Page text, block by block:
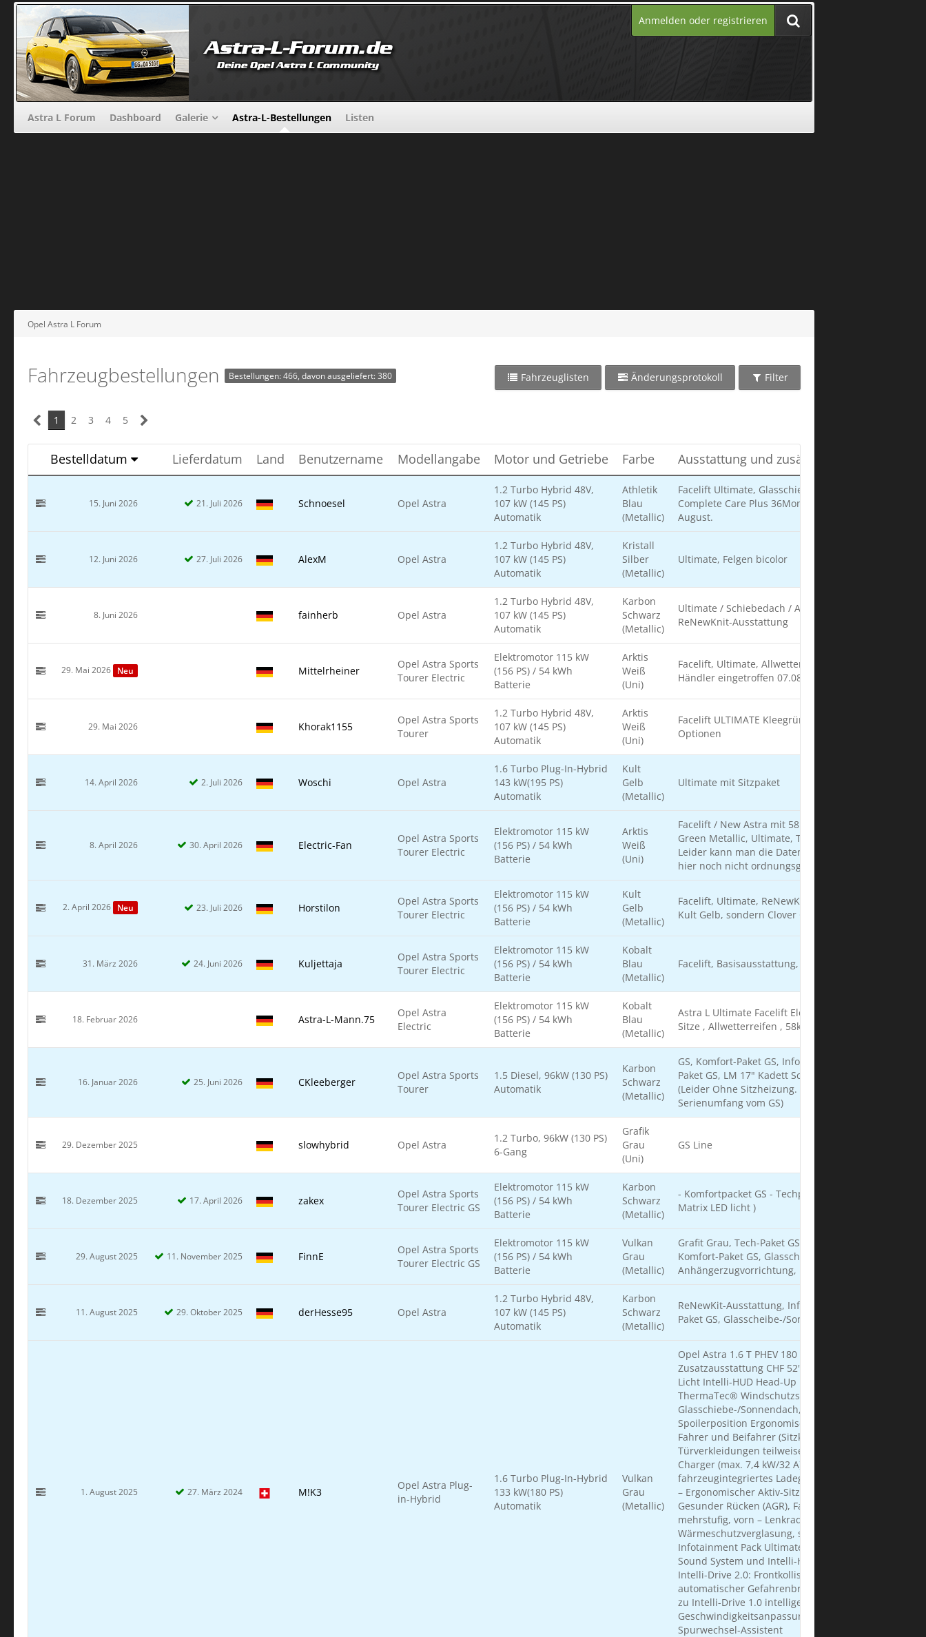
Anmelden oder registrieren
Astra L Forum Dashboard Galerie Astra-L-Bestellungen Listen
Opel Astra L Forum
Fahrzeugbestellungen Bestellungen: 466, davon ausgeliefert: 380 Fahrzeuglisten Änderungsprotokoll Filter
1 2 3 4 5
Bestelldatum Lieferdatum Land Benutzername Modellangabe Motor und Getriebe Farbe Ausstattung und zusätzliche Informationen
15. Juni 2026 21. Juli 2026 Schnoesel Opel Astra
1.2 Turbo Hybrid 48V,
107 kW (145 PS)
Automatik
Athletik
Blau
(Metallic)
Facelift Ultimate, Glasschiebe-/Sonnendach,
Complete Care Plus 36Monate, übergabe ist der 6
August.
12. Juni 2026 27. Juli 2026 AlexM Opel Astra
1.2 Turbo Hybrid 48V,
107 kW (145 PS)
Automatik
Kristall
Silber
(Metallic)
Ultimate, Felgen bicolor
8. Juni 2026 fainherb Opel Astra
1.2 Turbo Hybrid 48V,
107 kW (145 PS)
Automatik
Karbon
Schwarz
(Metallic)
Ultimate / Schiebedach / Anhängerkupplung /
ReNewKnit-Ausstattung
29. Mai 2026 Neu Mittelrheiner
Opel Astra Sports
Tourer Electric
Elektromotor 115 kW
(156 PS) / 54 kWh
Batterie
Arktis
Weiß
(Uni)
Facelift, Ultimate, Allwetter, 22.07. Fahrzeug ist beim
Händler eingetroffen 07.08. Abholung beim Händler
29. Mai 2026 Khorak1155
Opel Astra Sports
Tourer
1.2 Turbo Hybrid 48V,
107 kW (145 PS)
Automatik
Arktis
Weiß
(Uni)
Facelift ULTIMATE Kleegrün, alle auszuwählenden
Optionen
14. April 2026 2. Juli 2026 Woschi Opel Astra
1.6 Turbo Plug-In-Hybrid
143 kW(195 PS)
Automatik
Kult
Gelb
(Metallic)
Ultimate mit Sitzpaket
8. April 2026 30. April 2026 Electric-Fan
Opel Astra Sports
Tourer Electric
Elektromotor 115 kW
(156 PS) / 54 kWh
Batterie
Arktis
Weiß
(Uni)
Facelift / New Astra mit 58 kWh-Batterie, Klover
Green Metallic, Ultimate, Tageszulassung (2 km).
Leider kann man die Daten des aktuellen Modells
hier noch nicht ordnungsgemäß eingeben 😞😉
2. April 2026 Neu 23. Juli 2026 Horstilon
Opel Astra Sports
Tourer Electric
Elektromotor 115 kW
(156 PS) / 54 kWh
Batterie
Kult
Gelb
(Metallic)
Facelift, Ultimate, ReNewKnit-Sitze, Farbe ist nicht
Kult Gelb, sondern Clover Grün.
31. März 2026 24. Juni 2026 Kuljettaja
Opel Astra Sports
Tourer Electric
Elektromotor 115 kW
(156 PS) / 54 kWh
Batterie
Kobalt
Blau
(Metallic)
Facelift, Basisausstattung, blau, Dachreeling
18. Februar 2026 Astra-L-Mann.75
Opel Astra
Electric
Elektromotor 115 kW
(156 PS) / 54 kWh
Batterie
Kobalt
Blau
(Metallic)
Astra L Ultimate Facelift Electric , blau , ReNewKnit
Sitze , Allwetterreifen , 58kWh Akku
16. Januar 2026 25. Juni 2026 CKleeberger
Opel Astra Sports
Tourer
1.5 Diesel, 96kW (130 PS)
Automatik
Karbon
Schwarz
(Metallic)
GS, Komfort-Paket GS, Infotainment-Paket GS, Tech-
Paket GS, LM 17" Kadett Schwarz, Facelift bekommen
(Leider Ohne Sitzheizung. Diese ist nicht mehr im
Serienumfang vom GS)
29. Dezember 2025 slowhybrid Opel Astra
1.2 Turbo, 96kW (130 PS)
6-Gang
Grafik
Grau
(Uni)
GS Line
18. Dezember 2025 17. April 2026 zakex
Opel Astra Sports
Tourer Electric GS
Elektromotor 115 kW
(156 PS) / 54 kWh
Batterie
Karbon
Schwarz
(Metallic)
- Komfortpacket GS - Techpacket GS ( Damit auch das
Matrix LED licht )
29. August 2025 11. November 2025 FinnE
Opel Astra Sports
Tourer Electric GS
Elektromotor 115 kW
(156 PS) / 54 kWh
Batterie
Vulkan
Grau
(Metallic)
Grafit Grau, Tech-Paket GS, Infotainment-Paket GS,
Komfort-Paket GS, Glasschiebe-/Sonnendach,
Anhängerzugvorrichtung,
11. August 2025 29. Oktober 2025 derHesse95 Opel Astra
1.2 Turbo Hybrid 48V,
107 kW (145 PS)
Automatik
Karbon
Schwarz
(Metallic)
ReNewKit-Ausstattung, Infotainment-Paket GS, Tech-
Paket GS, Glasscheibe-/Sonnendach
1. August 2025 27. März 2024 M!K3
Opel Astra Plug-
in-Hybrid
1.6 Turbo Plug-In-Hybrid
133 kW(180 PS)
Automatik
Vulkan
Grau
(Metallic)
Opel Astra 1.6 T PHEV 180 Ultimate Neupreis inkl.
Zusatzausstattung CHF 52'060.– IntelliLux LED® Pixel
Licht Intelli-HUD Head-Up Display Beheizbare
ThermaTec® Windschutzscheibe
Glasschiebe-/Sonnendach, elektrisch, mit
Spoilerposition Ergonomische Sport-Aktiv-Sitze (AGR),
Fahrer und Beifahrer (Sitzkontaktflächen und
Türverkleidungen teilweise in Alcantara) Onboard-
Charger (max. 7,4 kW/32 A), 1-phasig,
fahrzeugintegriertes Ladegerät Comfort Pack Edition
– Ergonomischer Aktiv-Sitz, zertifiziert von der Aktion
Gesunder Rücken (AGR), Fahrer – Sitzheizung,
mehrstufig, vorn – Lenkradheizung – Solar Protect®-
Wärmeschutzverglasung, stark getönt, im Fond
Infotainment Pack Ultimate – Navigationssystem, Hi-Fi
Sound System und Intelli-HUD Head-Up Display –
Intelli-Drive 2.0: Frontkollisionswarner mit
automatischer Gefahrenbremsung sowie zusätzlich
zu Intelli-Drive 1.0 intelligente
Geschwindigkeitsanpassung und Teilautomatischer
Spurwechsel-Assistent